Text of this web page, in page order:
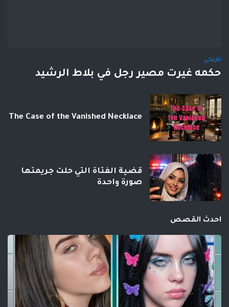
تاريخي
حكمه غيرت مصير رجل في بلاط الرشيد
The Case of the Vanished Necklace
قضية الفتاة التي حلت جريمتها
صورة واحدة
احدث القصص